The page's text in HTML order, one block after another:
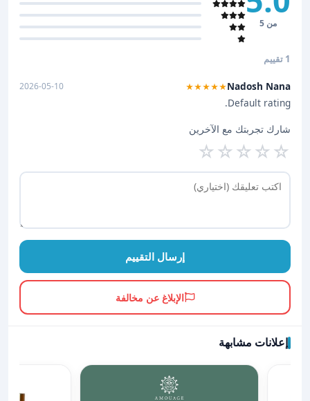
من 5
1 تقييم
Nadosh Nana
★★★★★
2026-05-10
Default rating.
شارك تجربتك مع الآخرين
☆
☆
☆
☆
☆
إرسال التقييم
الإبلاغ عن مخالفة
إعلانات مشابهة